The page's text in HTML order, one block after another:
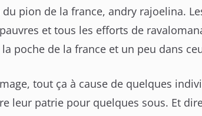
pion de la france, andry rajoelina.
et tous les efforts de
la poche de la france et un peu dans
tout ça à cause de quelques
leur patrie pour quelques sous. Et